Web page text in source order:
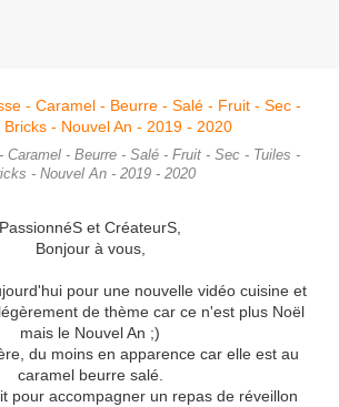
Caramel - Beurre - Salé - Fruit - Sec - Tuiles -
- Nouvel An - 2019 - 2020
PassionnéS et CréateurS,
Bonjour à vous,
pour une nouvelle vidéo cuisine et
de thème car ce n'est plus Noël
mais le Nouvel An ;)
du moins en apparence car elle est au
caramel beurre salé.
pour accompagner un repas de réveillon